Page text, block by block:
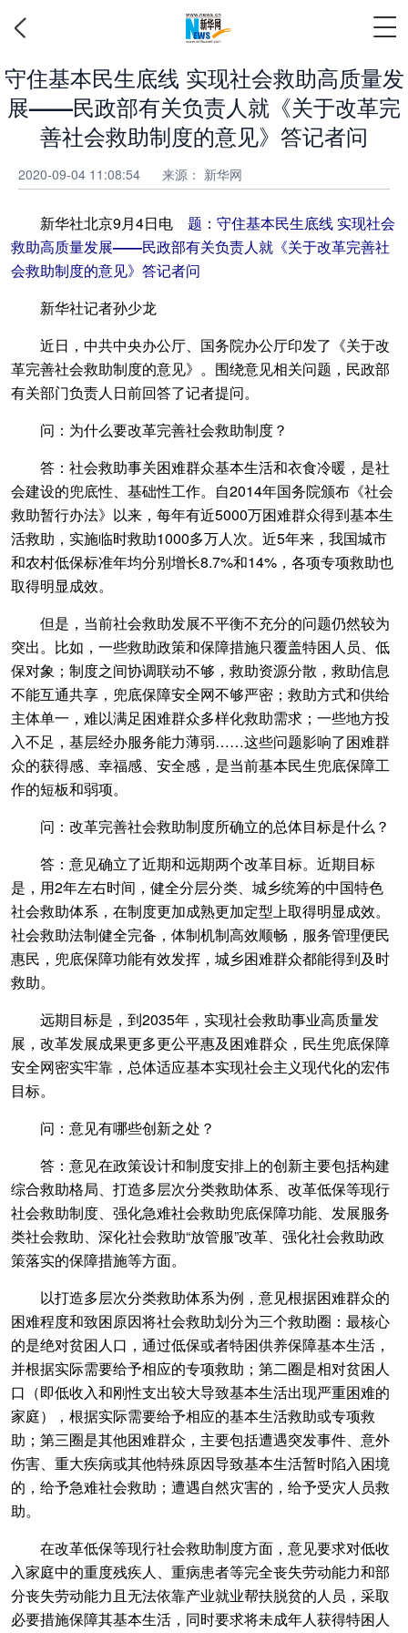
守住基本民生底线 实现社会救助高质量发
展——民政部有关负责人就《关于改革完
善社会救助制度的意见》答记者问
2020-09-04 11:08:54 来源： 新华网
新华社北京9月4日电 题：守住基本民生底线 实现社会
救助高质量发展——民政部有关负责人就《关于改革完善社
会救助制度的意见》答记者问
新华社记者孙少龙
近日，中共中央办公厅、国务院办公厅印发了《关于改
革完善社会救助制度的意见》。围绕意见相关问题，民政部
有关部门负责人日前回答了记者提问。
问：为什么要改革完善社会救助制度？
答：社会救助事关困难群众基本生活和衣食冷暖，是社
会建设的兜底性、基础性工作。自2014年国务院颁布《社会
救助暂行办法》以来，每年有近5000万困难群众得到基本生
活救助，实施临时救助1000多万人次。近5年来，我国城市
和农村低保标准年均分别增长8.7%和14%，各项专项救助也
取得明显成效。
但是，当前社会救助发展不平衡不充分的问题仍然较为
突出。比如，一些救助政策和保障措施只覆盖特困人员、低
保对象；制度之间协调联动不够，救助资源分散，救助信息
不能互通共享，兜底保障安全网不够严密；救助方式和供给
主体单一，难以满足困难群众多样化救助需求；一些地方投
入不足，基层经办服务能力薄弱……这些问题影响了困难群
众的获得感、幸福感、安全感，是当前基本民生兜底保障工
作的短板和弱项。
问：改革完善社会救助制度所确立的总体目标是什么？
答：意见确立了近期和远期两个改革目标。近期目标
是，用2年左右时间，健全分层分类、城乡统筹的中国特色
社会救助体系，在制度更加成熟更加定型上取得明显成效。
社会救助法制健全完备，体制机制高效顺畅，服务管理便民
惠民，兜底保障功能有效发挥，城乡困难群众都能得到及时
救助。
远期目标是，到2035年，实现社会救助事业高质量发
展，改革发展成果更多更公平惠及困难群众，民生兜底保障
安全网密实牢靠，总体适应基本实现社会主义现代化的宏伟
目标。
问：意见有哪些创新之处？
答：意见在政策设计和制度安排上的创新主要包括构建
综合救助格局、打造多层次分类救助体系、改革低保等现行
社会救助制度、强化急难社会救助兜底保障功能、发展服务
类社会救助、深化社会救助“放管服”改革、强化社会救助政
策落实的保障措施等方面。
以打造多层次分类救助体系为例，意见根据困难群众的
困难程度和致困原因将社会救助划分为三个救助圈：最核心
的是绝对贫困人口，通过低保或者特困供养保障基本生活，
并根据实际需要给予相应的专项救助；第二圈是相对贫困人
口（即低收入和刚性支出较大导致基本生活出现严重困难的
家庭），根据实际需要给予相应的基本生活救助或专项救
助；第三圈是其他困难群众，主要包括遭遇突发事件、意外
伤害、重大疾病或其他特殊原因导致基本生活暂时陷入困境
的，给予急难社会救助；遭遇自然灾害的，给予受灾人员救
助。
在改革低保等现行社会救助制度方面，意见要求对低收
入家庭中的重度残疾人、重病患者等完全丧失劳动能力和部
分丧失劳动能力且无法依靠产业就业帮扶脱贫的人员，采取
必要措施保障其基本生活，同时要求将未成年人获得特困人